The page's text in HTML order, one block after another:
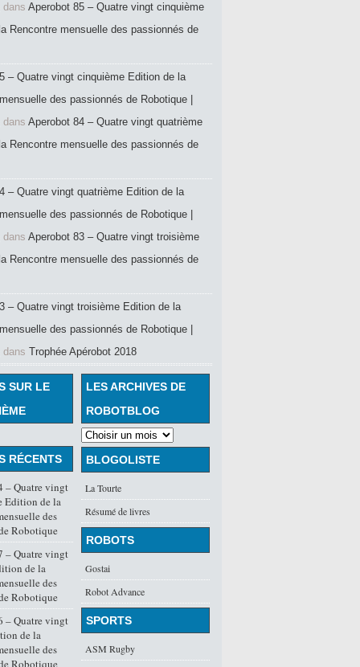
dans Aperobot 85 – Quatre vingt cinquième
Rencontre mensuelle des passionnés de
– Quatre vingt cinquième Edition de la
des passionnés de Robotique |
dans Aperobot 84 – Quatre vingt quatrième
Rencontre mensuelle des passionnés de
– Quatre vingt quatrième Edition de la
des passionnés de Robotique |
dans Aperobot 83 – Quatre vingt troisième
Rencontre mensuelle des passionnés de
– Quatre vingt troisième Edition de la
des passionnés de Robotique |
dans Trophée Apérobot 2018
LES ARCHIVES DE
ROBOTBLOG
BLOGOLISTE
La Tourte
Résumé de livres
ROBOTS
Gostai
Robot Advance
SPORTS
ASM Rugby
SUR LE
RÉCENTS
– Quatre vingt
Edition de la
des
Robotique
– Quatre vingt
de la
des
Robotique
– Quatre vingt
de la
des
Robotique